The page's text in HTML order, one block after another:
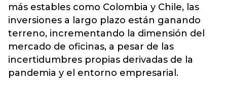
más estables como Colombia y Chile, las
inversiones a largo plazo están ganando
terreno, incrementando la dimensión del
mercado de oficinas, a pesar de las
incertidumbres propias derivadas de la
pandemia y el entorno empresarial.